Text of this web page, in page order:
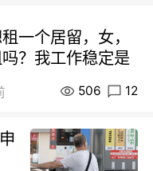
一个居留，女，
？我工作稳定是
506 12